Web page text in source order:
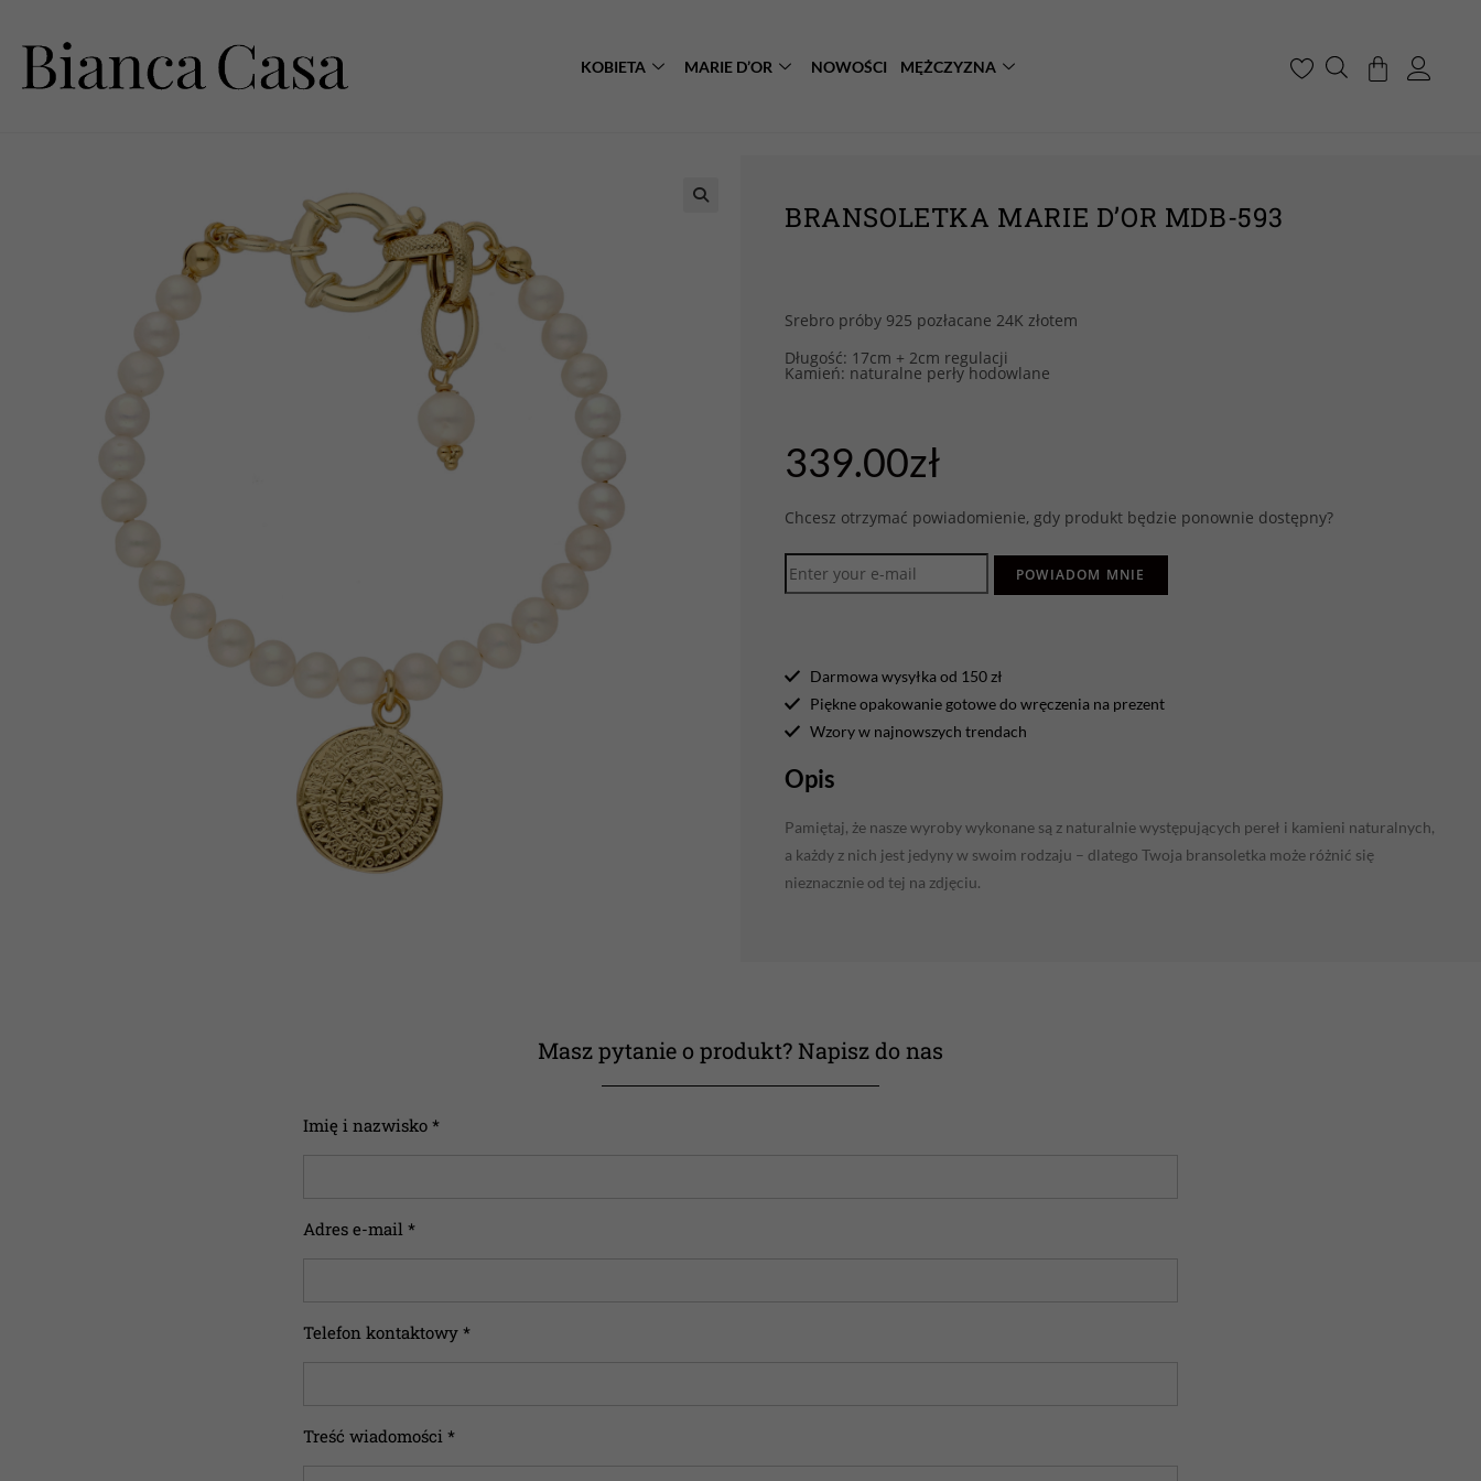
KOBIETA MARIE D’OR NOWOŚCI MĘŻCZYZNA
BRANSOLETKA MARIE D’OR MDB-593
Srebro próby 925 pozłacane 24K złotem
Długość: 17cm + 2cm regulacji
Kamień: naturalne perły hodowlane
339.00zł
Chcesz otrzymać powiadomienie, gdy produkt będzie ponownie dostępny?
POWIADOM MNIE
Darmowa wysyłka od 150 zł
Piękne opakowanie gotowe do wręczenia na prezent
Wzory w najnowszych trendach
Opis
Pamiętaj, że nasze wyroby wykonane są z naturalnie występujących pereł i kamieni naturalnych,
a każdy z nich jest jedyny w swoim rodzaju – dlatego Twoja bransoletka może różnić się
nieznacznie od tej na zdjęciu.
Masz pytanie o produkt? Napisz do nas
Imię i nazwisko *
Adres e-mail *
Telefon kontaktowy *
Treść wiadomości *